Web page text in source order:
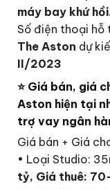
máy bay khứ
Số điện thoại hỗ
The Aston dự
II/2023
⭐ Giá bán, giá
Aston hiện tại
trợ vay ngân
Giá bán + Giá
• Loại Studio:
tỷ, Giá thuê: